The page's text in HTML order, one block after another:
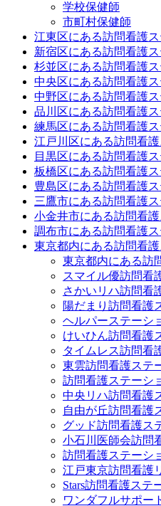
学校保健師
市町村保健師
江東区にある訪問看護
新宿区にある訪問看護
杉並区にある訪問看護
中央区にある訪問看護
中野区にある訪問看護
品川区にある訪問看護
練馬区にある訪問看護
江戸川区にある訪問看
目黒区にある訪問看護
板橋区にある訪問看護
豊島区にある訪問看護
三鷹市にある訪問看護
小金井市にある訪問看
調布市にある訪問看護
東京都内にある訪問看
東京都内にある訪
スマイル優訪問看
さかいリハ訪問看
陽だまり訪問看護
ヘルパーステーシ
けいひん訪問看護
タイムレス訪問看
東雲訪問看護ステ
訪問看護ステーシ
中央リハ訪問看護
自由が丘訪問看護
グッド訪問看護ス
小石川医師会訪問
訪問看護ステーシ
江戸東京訪問看護
Stars訪問看護ステ
ワンダフルサポー